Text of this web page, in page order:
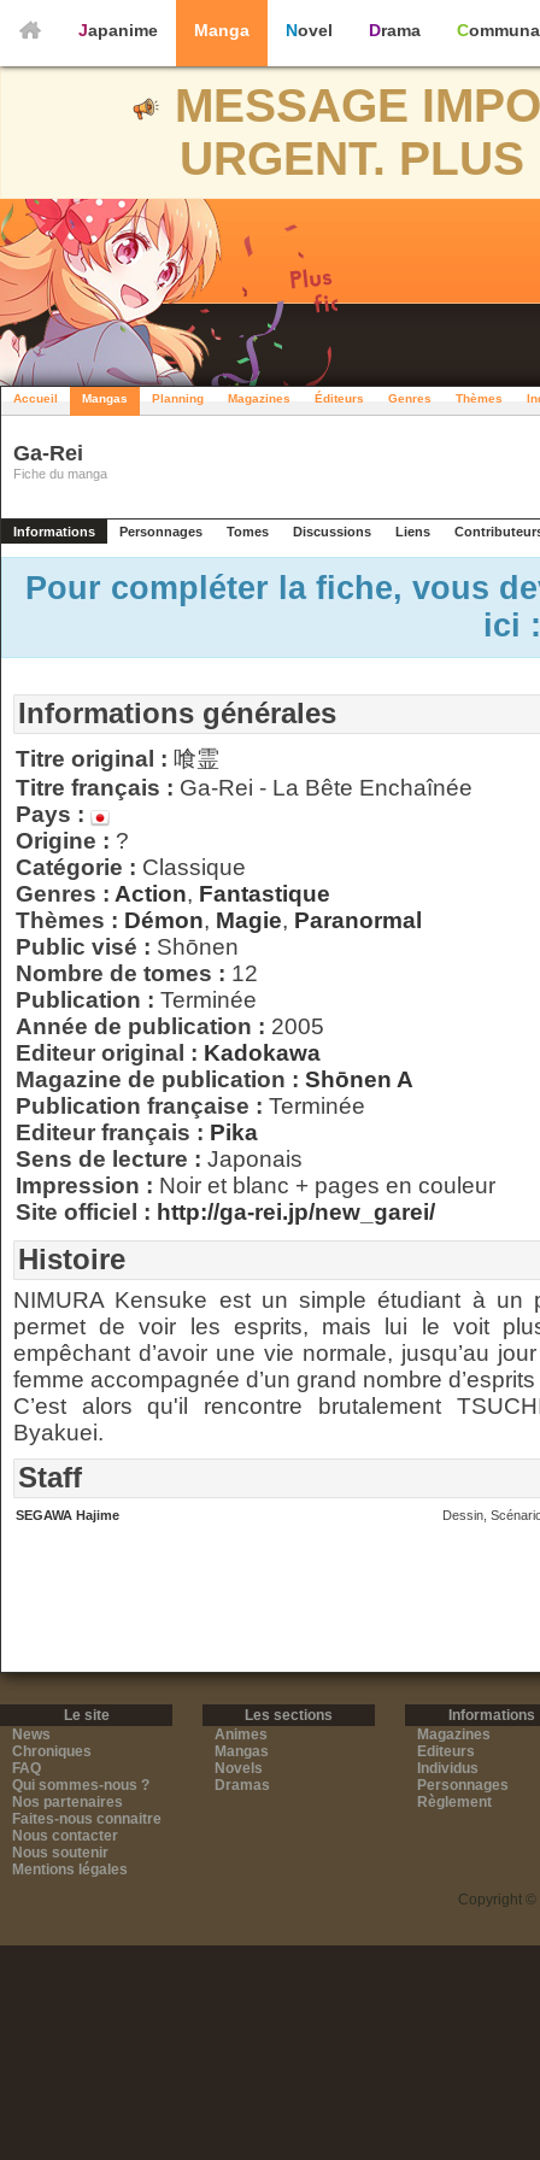
Japanime Manga Novel Drama
MESSAGE
URGENT.
Accueil Mangas Planning Magazines Éditeurs Genres Thèmes
Ga-Rei
Fiche du manga
Informations Personnages Tomes Discussions Liens
Pour compléter la fiche, vous
ici
Informations générales
Titre original : 喰霊
Titre français : Ga-Rei - La Bête Enchaînée
Pays :
Origine : ?
Catégorie : Classique
Genres : Action, Fantastique
Thèmes : Démon, Magie, Paranormal
Public visé : Shōnen
Nombre de tomes : 12
Publication : Terminée
Année de publication : 2005
Editeur original : Kadokawa
Magazine de publication : Shōnen A
Publication française : Terminée
Editeur français : Pika
Sens de lecture : Japonais
Impression : Noir et blanc + pages en couleur
Site officiel : http://ga-rei.jp/new_garei/
Histoire
NIMURA Kensuke est un simple étudiant à
permet de voir les esprits, mais lui le voit
empêchant d’avoir une vie normale, jusqu’au
femme accompagnée d’un grand nombre
C’est alors qu'il rencontre brutalement
Byakuei.
Staff
SEGAWA Hajime Dessin,
Le site
News
Chroniques
FAQ
Qui sommes-nous ?
Nos partenaires
Faites-nous connaitre
Nous contacter
Nous soutenir
Mentions légales
Les sections
Animes
Mangas
Novels
Dramas
Informations
Magazines
Editeurs
Individus
Personnages
Règlement
Copyright ©